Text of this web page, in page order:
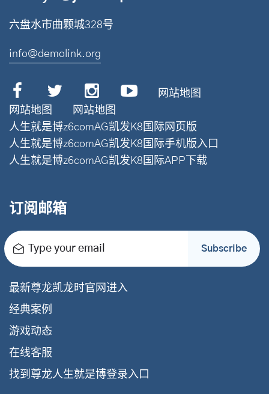
六盘水市曲颗城328号
info@demolink.org
网站地图
网站地图
网站地图
人生就是博z6comAG凯发K8国际网页版
人生就是博z6comAG凯发K8国际手机版入口
人生就是博z6comAG凯发K8国际APP下载
订阅邮箱
Type your email Subscribe
最新尊龙凯龙时官网进入
经典案例
游戏动态
在线客服
找到尊龙人生就是博登录入口